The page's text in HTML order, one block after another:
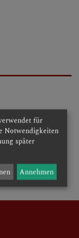
für
Notwendigkeiten
später
Annehmen